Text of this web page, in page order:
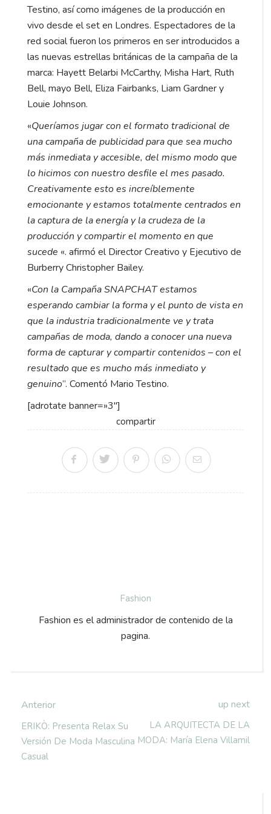
Testino, así como imágenes de la producción en
vivo desde el set en Londres. Espectadores de la
red social fueron los primeros en ser introducidos a
las nuevas estrellas británicas de la campaña de la
marca: Hayett Belarbi McCarthy, Misha Hart, Ruth
Bell, mayo Bell, Eliza Fairbanks, Liam Gardner y
Louie Johnson.
«Queríamos jugar con el formato tradicional de
una campaña de publicidad para que sea mucho
más inmediata y accesible, del mismo modo que
lo hicimos con nuestro desfile el mes pasado.
Creativamente esto es increíblemente
emocionante y estamos totalmente centrados en
la captura de la energía y la crudeza de la
producción y compartir el momento en que
sucede «. afirmó el Director Creativo y Ejecutivo de
Burberry Christopher Bailey.
«Con la Campaña SNAPCHAT estamos
esperando cambiar la forma y el punto de vista en
que la industria tradicionalmente ve y trata
campañas de moda, dando a conocer una nueva
forma de capturar y compartir contenidos – con el
resultado que es mucho más inmediato y
genuino”. Comentó Mario Testino.
[adrotate banner=»3″]
compartir
Fashion
Fashion es el administrador de contenido de la
pagina.
Anterior
ERIKÒ: Presenta Relax Su
Versión De Moda Masculina
Casual
up next
LA ARQUITECTA DE LA
MODA: María Elena Villamil